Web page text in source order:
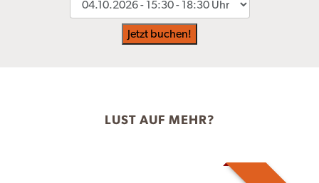
Jetzt buchen!
LUST AUF MEHR?